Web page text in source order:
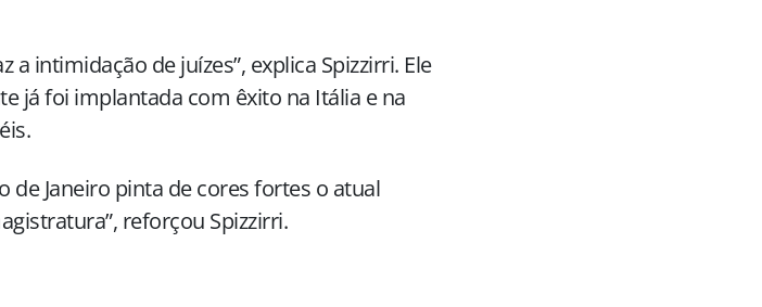
a intimidação de juízes”, explica Spizzirri. Ele
já foi implantada com êxito na Itália e na
de Janeiro pinta de cores fortes o atual
reforçou Spizzirri.